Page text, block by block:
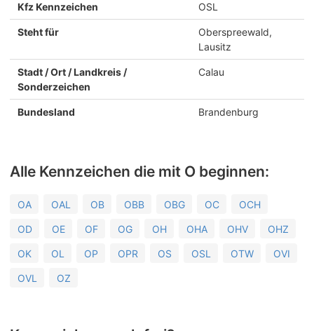
Kfz Kennzeichen OSL
Steht für
Oberspreewald,
Lausitz
Stadt / Ort / Landkreis /
Sonderzeichen
Calau
Bundesland Brandenburg
Alle Kennzeichen die mit O beginnen:
OA OAL OB OBB OBG OC OCH
OD OE OF OG OH OHA OHV OHZ
OK OL OP OPR OS OSL OTW OVI
OVL OZ